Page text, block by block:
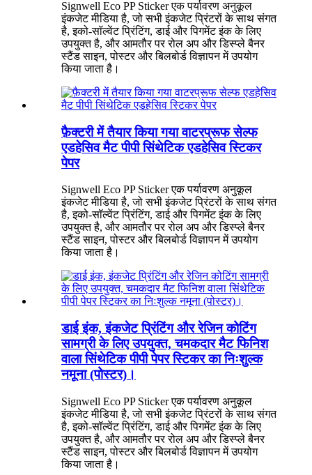
Signwell Eco PP Sticker एक पर्यावरण अनुकूल
इंकजेट मीडिया है, जो सभी इंकजेट प्रिंटरों के साथ संगत
है, इको-सॉल्वेंट प्रिंटिंग, डाई और पिगमेंट इंक के लिए
उपयुक्त है, और आमतौर पर रोल अप और डिस्प्ले बैनर
स्टैंड साइन, पोस्टर और बिलबोर्ड विज्ञापन में उपयोग
किया जाता है।
फ़ैक्टरी में तैयार किया गया वाटरप्रूफ सेल्फ
एडहेसिव मैट पीपी सिंथेटिक एडहेसिव स्टिकर
पेपर
Signwell Eco PP Sticker एक पर्यावरण अनुकूल
इंकजेट मीडिया है, जो सभी इंकजेट प्रिंटरों के साथ संगत
है, इको-सॉल्वेंट प्रिंटिंग, डाई और पिगमेंट इंक के लिए
उपयुक्त है, और आमतौर पर रोल अप और डिस्प्ले बैनर
स्टैंड साइन, पोस्टर और बिलबोर्ड विज्ञापन में उपयोग
किया जाता है।
डाई इंक, इंकजेट प्रिंटिंग और रेजिन कोटिंग
सामग्री के लिए उपयुक्त, चमकदार मैट फिनिश
वाला सिंथेटिक पीपी पेपर स्टिकर का निःशुल्क
नमूना (पोस्टर)।
Signwell Eco PP Sticker एक पर्यावरण अनुकूल
इंकजेट मीडिया है, जो सभी इंकजेट प्रिंटरों के साथ संगत
है, इको-सॉल्वेंट प्रिंटिंग, डाई और पिगमेंट इंक के लिए
उपयुक्त है, और आमतौर पर रोल अप और डिस्प्ले बैनर
स्टैंड साइन, पोस्टर और बिलबोर्ड विज्ञापन में उपयोग
किया जाता है।